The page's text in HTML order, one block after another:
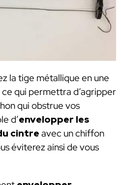
la tige métallique en une
qui permettra d’agripper
qui obstrue vos
d’envelopper les
cintre avec un chiffon
éviterez ainsi de vous